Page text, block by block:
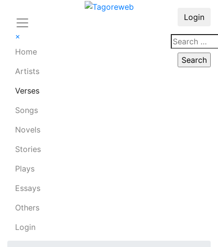
×
Home
Artists
Verses
Songs
Novels
Stories
Plays
Essays
Others
Login
Login